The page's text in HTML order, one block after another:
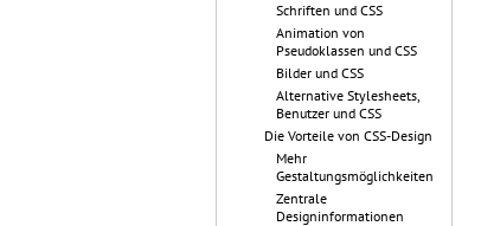
Schriften und CSS
Animation von
Pseudoklassen und CSS
Bilder und CSS
Alternative Stylesheets,
Benutzer und CSS
Die Vorteile von CSS-Design
Mehr
Gestaltungsmöglichkeiten
Zentrale
Designinformationen